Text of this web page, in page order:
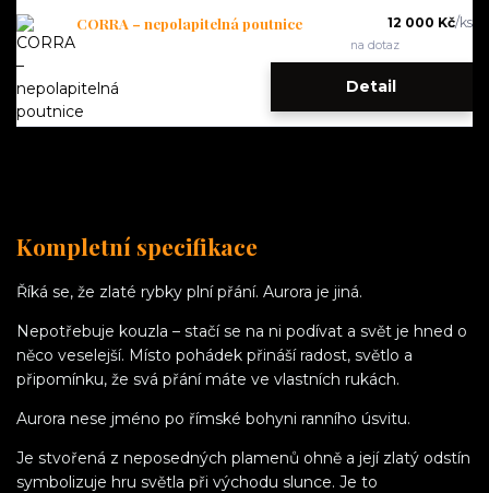
CORRA – nepolapitelná poutnice 12 000 Kč/ks
na dotaz
Detail
Kompletní specifikace
Říká se, že zlaté rybky plní přání. Aurora je jiná.
Nepotřebuje kouzla – stačí se na ni podívat a svět je hned o
něco veselejší. Místo pohádek přináší radost, světlo a
připomínku, že svá přání máte ve vlastních rukách.
Aurora nese jméno po římské bohyni ranního úsvitu.
Je stvořená z neposedných plamenů ohně a její zlatý odstín
symbolizuje hru světla při východu slunce. Je to